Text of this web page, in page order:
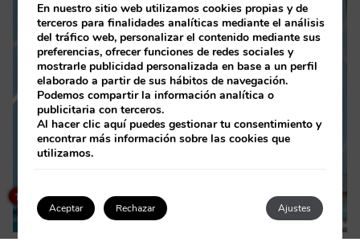
En nuestro sitio web utilizamos cookies propias y de
terceros para finalidades analíticas mediante el análisis
del tráfico web, personalizar el contenido mediante sus
preferencias, ofrecer funciones de redes sociales y
mostrarle publicidad personalizada en base a un perfil
elaborado a partir de sus hábitos de navegación.
Podemos compartir la información analítica o
publicitaria con terceros.
Al hacer clicaquípuedes gestionar tu consentimiento y
encontrar más información sobre las cookies que
utilizamos.
Aceptar Ajustes
Rechazar
How can I help you?
1